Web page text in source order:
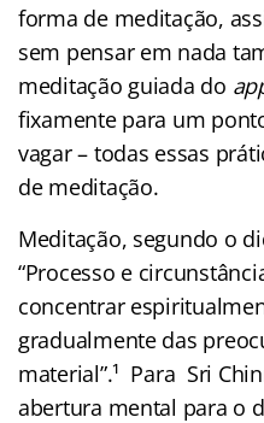
forma de meditação,
sem pensar em nada
meditação guiada do
fixamente para um
vagar – todas essas
de meditação.
Meditação, segundo o
“Processo e
concentrar
gradualmente das
material”.¹ Para Sri
abertura mental para o